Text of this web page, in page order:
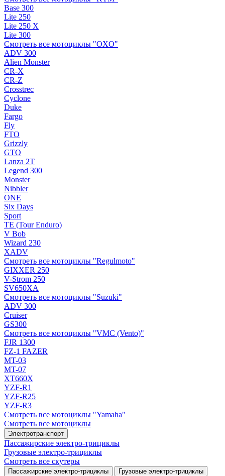
Base 300
Lite 250
Lite 250 X
Lite 300
Смотреть все мотоциклы "OXO"
ADV 300
Alien Monster
CR-X
CR-Z
Crosstrec
Cyclone
Duke
Fargo
Fly
FTO
Grizzly
GTO
Lanza 2T
Legend 300
Monster
Nibbler
ONE
Six Days
Sport
TE (Tour Enduro)
V Bob
Wizard 230
XADV
Смотреть все мотоциклы "Regulmoto"
GIXXER 250
V-Strom 250
SV650XA
Смотреть все мотоциклы "Suzuki"
ADV 300
Cruiser
GS300
Смотреть все мотоциклы "VMC (Vento)"
FJR 1300
FZ-1 FAZER
MT-03
MT-07
XT660X
YZF-R1
YZF-R25
YZF-R3
Смотреть все мотоциклы "Yamaha"
Смотреть все мотоциклы
Электротранспорт
Пассажирские электро‑трициклы
Грузовые электро‑трициклы
Смотреть все скутеры
Пассажирские электро‑трициклы Грузовые электро‑трициклы